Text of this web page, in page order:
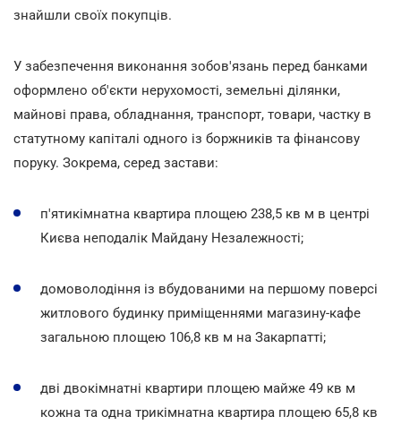
знайшли своїх покупців.
У забезпечення виконання зобов'язань перед банками
оформлено об'єкти нерухомості, земельні ділянки,
майнові права, обладнання, транспорт, товари, частку в
статутному капіталі одного із боржників та фінансову
поруку. Зокрема, серед застави:
п'ятикімнатна квартира площею 238,5 кв м в центрі
Києва неподалік Майдану Незалежності;
домоволодіння із вбудованими на першому поверсі
житлового будинку приміщеннями магазину-кафе
загальною площею 106,8 кв м на Закарпатті;
дві двокімнатні квартири площею майже 49 кв м
кожна та одна трикімнатна квартира площею 65,8 кв